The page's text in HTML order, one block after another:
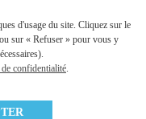
soient exploitées
de confidentialité de ce
d'usage du site. Cliquez sur le
sur « Refuser » pour vous y
confidentialité.